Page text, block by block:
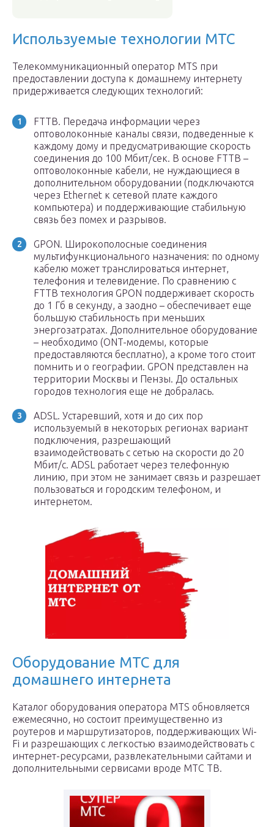
Используемые технологии МТС
Телекоммуникационный оператор MTS при
предоставлении доступа к домашнему интернету
придерживается следующих технологий:
FTTB. Передача информации через
оптоволоконные каналы связи, подведенные к
каждому дому и предусматривающие скорость
соединения до 100 Мбит/сек. В основе FTTB –
оптоволоконные кабели, не нуждающиеся в
дополнительном оборудовании (подключаются
через Ethernet к сетевой плате каждого
компьютера) и поддерживающие стабильную
связь без помех и разрывов.
GPON. Широкополосные соединения
мультифункционального назначения: по одному
кабелю может транслироваться интернет,
телефония и телевидение. По сравнению с
FTTB технология GPON поддерживает скорость
до 1 Гб в секунду, а заодно – обеспечивает еще
большую стабильность при меньших
энергозатратах. Дополнительное оборудование
– необходимо (ONT-модемы, которые
предоставляются бесплатно), а кроме того стоит
помнить и о географии. GPON представлен на
территории Москвы и Пензы. До остальных
городов технология еще не добралась.
ADSL. Устаревший, хотя и до сих пор
используемый в некоторых регионах вариант
подключения, разрешающий
взаимодействовать с сетью на скорости до 20
Мбит/с. ADSL работает через телефонную
линию, при этом не занимает связь и разрешает
пользоваться и городским телефоном, и
интернетом.
Оборудование МТС для
домашнего интернета
Каталог оборудования оператора MTS обновляется
ежемесячно, но состоит преимущественно из
роутеров и маршрутизаторов, поддерживающих Wi-
Fi и разрешающих с легкостью взаимодействовать с
интернет-ресурсами, развлекательными сайтами и
дополнительными сервисами вроде МТС ТВ.